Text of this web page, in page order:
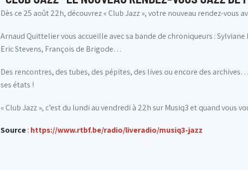
Dès ce 25 août 22h, découvrez « Club Jazz », votre nouveau rendez-vous
Arnaud Quittelier vous accueille avec sa bande de chroniqueurs :
Eric Stevens, François de Brigode…
Des rencontres, des tubes, des pépites, des lives ou encore des
ses états !
« Club Jazz », c’est du lundi au vendredi à 22h sur Musiq3 et quand vous
Source: https://www.rtbf.be/radio/liveradio/musiq3-jazz